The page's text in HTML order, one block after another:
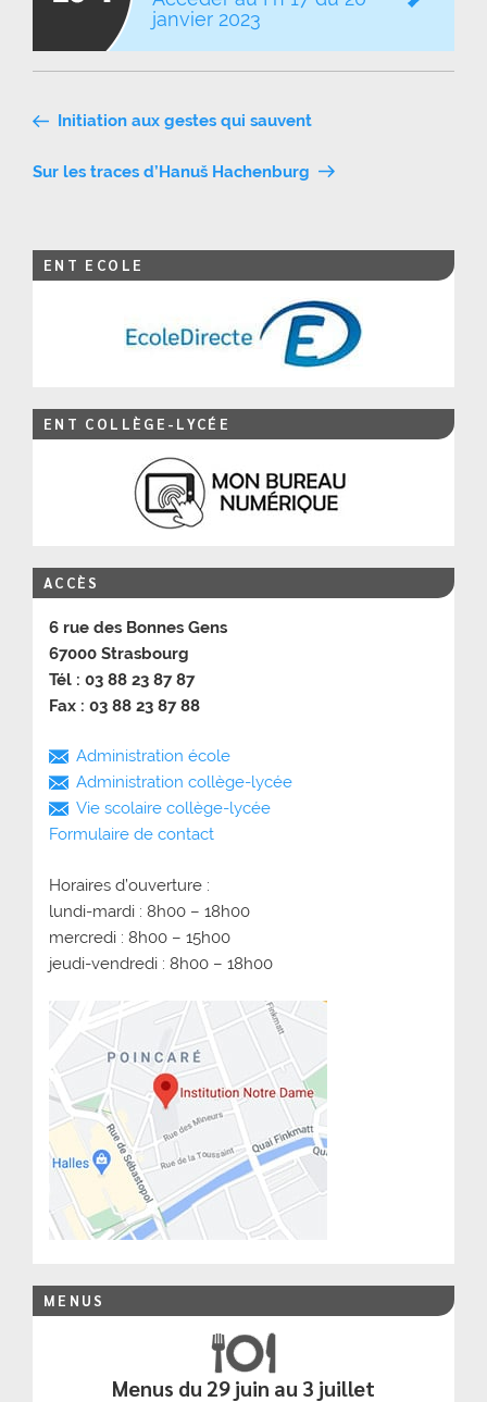
janvier 2023
Navigation
de
Initiation aux gestes qui sauvent
Sur les traces d’Hanuš Hachenburg
ENT ECOLE
ENT COLLÈGE-LYCÉE
ACCÈS
6 rue des Bonnes Gens
67000 Strasbourg
Tél : 03 88 23 87 87
Fax : 03 88 23 87 88
Administration école
Administration collège-lycée
Vie scolaire collège-lycée
Formulaire de contact
Horaires d’ouverture :
lundi-mardi : 8h00 – 18h00
mercredi : 8h00 – 15h00
jeudi-vendredi : 8h00 – 18h00
MENUS
Menus du 29 juin au 3 juillet